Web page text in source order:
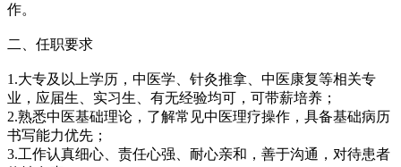
作。
二、任职要求
1.大专及以上学历，中医学、针灸推拿、中医康复等相关专
业，应届生、实习生、有无经验均可，可带薪培养；
2.熟悉中医基础理论，了解常见中医理疗操作，具备基础病历
书写能力优先；
3.工作认真细心、责任心强、耐心亲和，善于沟通，对待患者